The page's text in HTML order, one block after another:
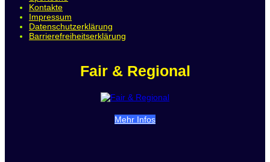
Kontakte
Impressum
Datenschutzerklärung
Barrierefreiheitserklärung
Fair & Regional
Mehr Infos